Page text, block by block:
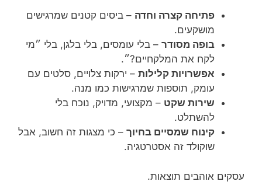
פתיחה קצרה וחדה – ביסים קטנים שמרגישים
מושקעים.
בופה מסודר – בלי עומסים, בלי בלגן, בלי ״מי
לקח את המלקחיים?״.
אפשרויות קלילות – ירקות צלויים, סלטים עם
עומק, תוספות שמרגישות כמו מנה.
שירות שקט – מקצועי, מדויק, נוכח בלי
להשתלט.
קינוח שמסיים בחיוך – כי מצגות זה חשוב, אבל
שוקולד זה אסטרטגיה.
עסקים אוהבים תוצאות.